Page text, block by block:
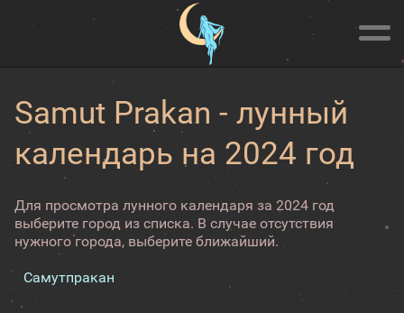
Samut Prakan - лунный
календарь на 2024 год
Для просмотра лунного календаря за 2024 год
выберите город из списка. В случае отсутствия
нужного города, выберите ближайший.
Самутпракан